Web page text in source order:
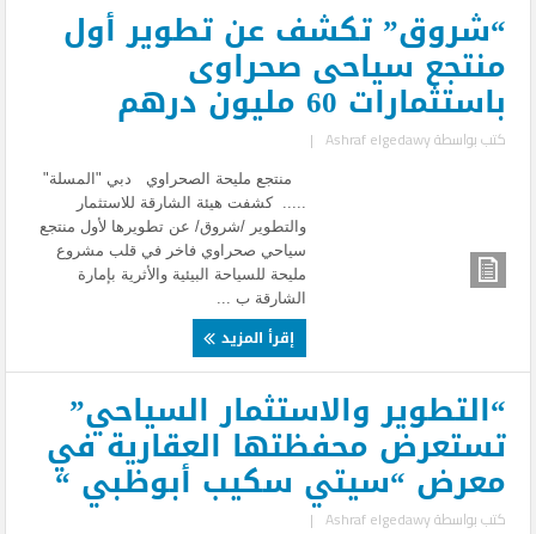
“شروق” تكشف عن تطوير أول
منتجع سياحى صحراوى
باستثمارات 60 مليون درهم
كتب بواسطةAshraf elgedawy
|
منتجع مليحة الصحراوي دبي "المسلة"
..... كشفت هيئة الشارقة للاستثمار
والتطوير /شروق/ عن تطويرها لأول منتجع
سياحي صحراوي فاخر في قلب مشروع
مليحة للسياحة البيئية والأثرية بإمارة
الشارقة ب ...
إقرأ المزيد
“التطوير والاستثمار السياحي”
تستعرض محفظتها العقارية في
معرض “سيتي سكيب أبوظبي “
كتب بواسطةAshraf elgedawy
|